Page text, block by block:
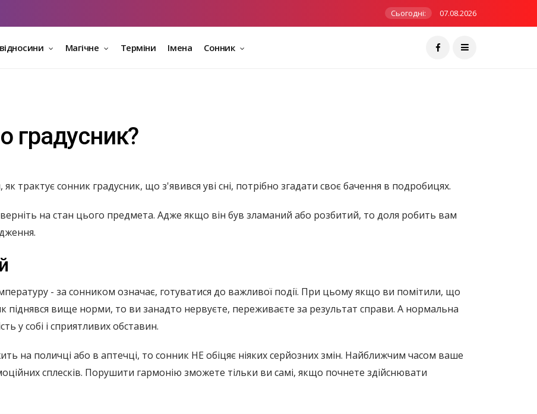
Сьогодні: 07.08.2026
Магічне Терміни Імена Сонник
градусник?
трактує сонник градусник, що з'явився уві сні, потрібно згадати своє бачення в подробицях.
на стан цього предмета. Адже якщо він був зламаний або розбитий, то доля робить вам
- за сонником означає, готуватися до важливої ​​події. При цьому якщо ви помітили, що
піднявся вище норми, то ви занадто нервуєте, переживаєте за результат справи. А нормальна
у собі і сприятливих обставин.
на поличці або в аптечці, то сонник НЕ обіцяє ніяких серйозних змін. Найближчим часом ваше
сплесків. Порушити гармонію зможете тільки ви самі, якщо почнете здійснювати